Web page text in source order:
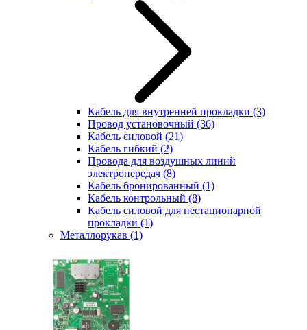
Кабель для внутренней прокладки (3)
Провод установочный (36)
Кабель силовой (21)
Кабель гибкий (2)
Провода для воздушных линий
электропередач (8)
Кабель бронированный (1)
Кабель контрольный (8)
Кабель силовой для нестационарной
прокладки (1)
Металлорукав (1)